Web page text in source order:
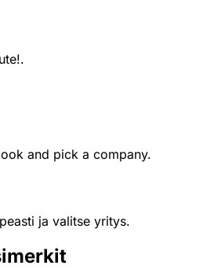
and pick a company.
ja valitse yritys.